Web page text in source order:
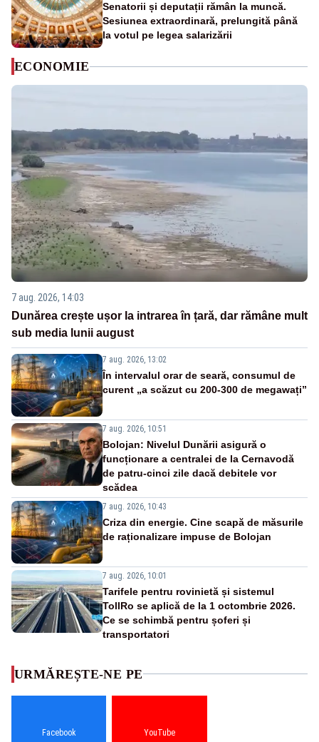
Senatorii și deputații rămân la muncă.
Sesiunea extraordinară, prelungită până
la votul pe legea salarizării
ECONOMIE
7 aug. 2026, 14:03
Dunărea crește ușor la intrarea în țară, dar rămâne mult
sub media lunii august
7 aug. 2026, 13:02
În intervalul orar de seară, consumul de
curent „a scăzut cu 200-300 de megawați”
7 aug. 2026, 10:51
Bolojan: Nivelul Dunării asigură o
funcționare a centralei de la Cernavodă
de patru-cinci zile dacă debitele vor
scădea
7 aug. 2026, 10:43
Criza din energie. Cine scapă de măsurile
de raționalizare impuse de Bolojan
7 aug. 2026, 10:01
Tarifele pentru rovinietă și sistemul
TollRo se aplică de la 1 octombrie 2026.
Ce se schimbă pentru șoferi și
transportatori
URMĂREȘTE-NE PE
Facebook YouTube